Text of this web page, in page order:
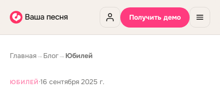
Получить демо
Главная→ Блог→ Юбилей
ЮБИЛЕЙ·16 сентября 2025 г.